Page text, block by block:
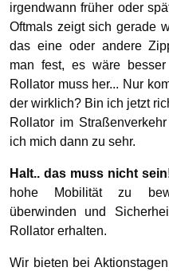
irgendwann früher oder
Oftmals zeigt sich gerade
das eine oder andere
man fest, es wäre
Rollator muss her... Nur
der wirklich? Bin ich jetzt
Rollator im
ich mich dann zu sehr.
Halt.. das muss nicht
hohe Mobilität zu
überwinden und
Rollator erhalten.
Wir bieten bei